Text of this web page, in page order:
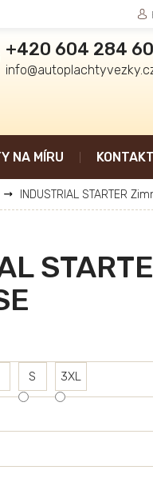
+420 604 284
NA MÍRU
INDUSTRIAL STARTER
S 3XL